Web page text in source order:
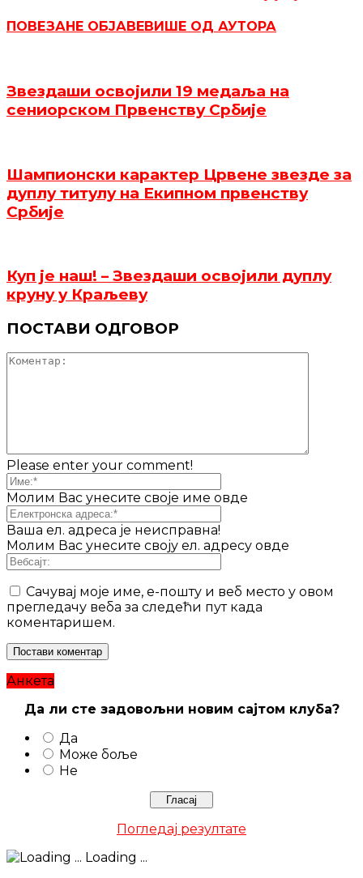
ПОВЕЗАНЕ ОБЈАВЕВИШЕ ОД АУТОРА
Звездаши освојили 19 медаља на
сениорском Првенству Србије
Шампионски карактер Црвене звезде за
дуплу титулу на Екипном првенству
Србије
Куп је наш! – Звездаши освојили дуплу
круну у Краљеву
ПОСТАВИ ОДГОВОР
Please enter your comment!
Молим Вас унесите своје име овде
Ваша ел. адреса је неисправна!
Молим Вас унесите своју ел. адресу овде
Сачувај моје име, е-пошту и веб место у овом
прегледачу веба за следећи пут када
коментаришем.
Анкета
Да ли сте задовољни новим сајтом клуба?
Да
Може боље
Не
Погледај резултате
Loading ...